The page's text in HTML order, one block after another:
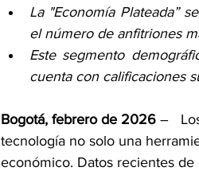
La "Economía Plateada”
el número de anfitriones
Este segmento
cuenta con calificaciones
Bogotá, febrero de 2026 –
tecnología no solo una
económico. Datos recientes